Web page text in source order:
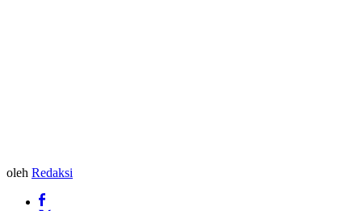
oleh Redaksi